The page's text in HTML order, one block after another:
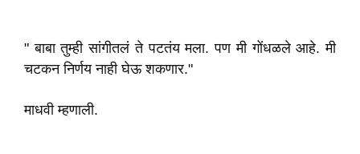
" बाबा तुम्ही सांगीतलं ते पटतंय मला. पण मी गोंधळले आहे. मी
चटकन निर्णय नाही घेऊ शकणार."
माधवी म्हणाली.